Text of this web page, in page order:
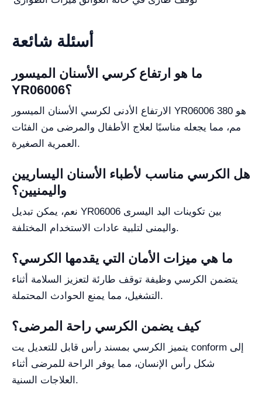
أسئلة شائعة
ما هو ارتفاع كرسي الأسنان الميسور
YR06006؟
الارتفاع الأدنى لكرسي الأسنان الميسور YR06006 هو 380
مم، مما يجعله مناسبًا لعلاج الأطفال والمرضى من الفئات
العمرية الصغيرة.
هل الكرسي مناسب لأطباء الأسنان اليساريين
واليمنيين؟
نعم، يمكن تبديل YR06006 بين تكوينات اليد اليسرى
واليمنى لتلبية عادات الاستخدام المختلفة.
ما هي ميزات الأمان التي يقدمها الكرسي؟
يتضمن الكرسي وظيفة توقف طارئة لتعزيز السلامة أثناء
التشغيل، مما يمنع الحوادث المحتملة.
كيف يضمن الكرسي راحة المرضى؟
يتميز الكرسي بمسند رأس قابل للتعديل يت conform إلى
شكل رأس الإنسان، مما يوفر الراحة للمرضى أثناء
العلاجات السنية.